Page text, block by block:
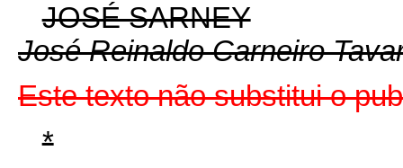
JOSÉ SARNEY
José Reinaldo Carneiro
Este texto não substitui o
*